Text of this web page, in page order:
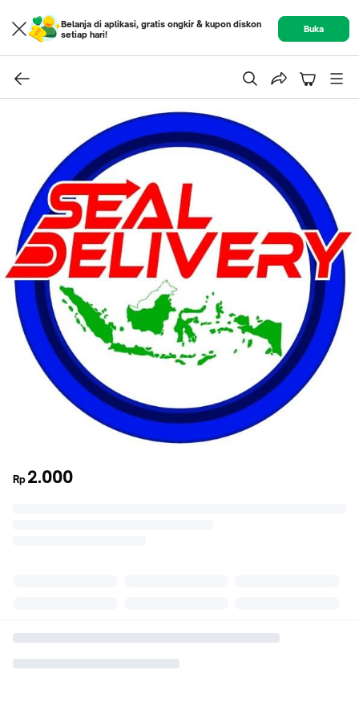
Belanja di aplikasi, gratis ongkir & kupon diskon
setiap hari!
Buka
Rp 2.000